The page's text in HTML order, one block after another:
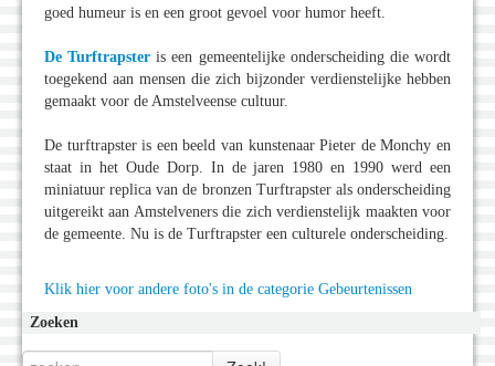
goed humeur is en een groot gevoel voor humor heeft.
De Turftrapster is een gemeentelijke onderscheiding die wordt
toegekend aan mensen die zich bijzonder verdienstelijke hebben
gemaakt voor de Amstelveense cultuur.
De turftrapster is een beeld van kunstenaar Pieter de Monchy en
staat in het Oude Dorp. In de jaren 1980 en 1990 werd een
miniatuur replica van de bronzen Turftrapster als onderscheiding
uitgereikt aan Amstelveners die zich verdienstelijk maakten voor
de gemeente. Nu is de Turftrapster een culturele onderscheiding.
Klik hier voor andere foto's in de categorie Gebeurtenissen
Zoeken